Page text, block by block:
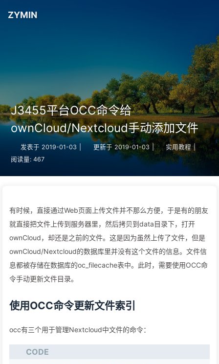
ZYMIN
J3455平台OCC命令给
ownCloud/Nextcloud手动添加文件
发表于 2019-01-03 更新于 2019-01-03 | 实用教程 |
阅读量: 467
有时候，直接通过Web页面上传文件并不那么方便，于是有的朋友
就直接把文件上传到服务器里，然后拷贝到data目录下，打开
ownCloud，却还是之前的文件。这是因为虽然上传了文件，但是
ownCloud/Nextcloud的数据库里并没有这个文件的信息。文件信
息都被存储在数据库的oc_filecache表中。此时，需要使用OCC命
令手动更新文件目录。
使用OCC命令更新文件索引
occ有三个用于管理Nextcloud中文件的命令：
CODE